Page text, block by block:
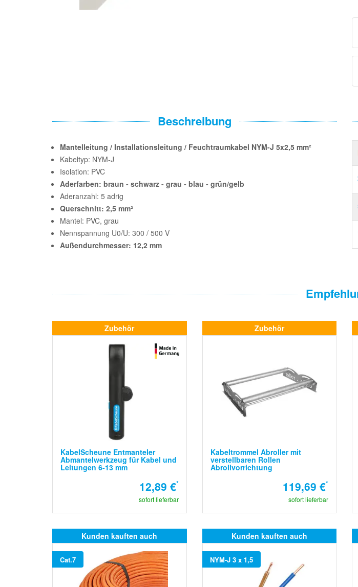
Beschreibung
Mantelleitung / Installationsleitung / Feuchtraumkabel NYM-J 5x2,5 mm²
Kabeltyp: NYM-J
Isolation: PVC
Aderfarben: braun - schwarz - grau - blau - grün/gelb
Aderanzahl: 5 adrig
Querschnitt: 2,5 mm²
Mantel: PVC, grau
Nennspannung U0/U: 300 / 500 V
Außendurchmesser: 12,2 mm
Zubehör
KabelScheune Entmanteler
Abmantelwerkzeug für Kabel und
Leitungen 6-13 mm
12,89 €*
sofort lieferbar
Zubehör
Kabeltrommel Abroller mit
verstellbaren Rollen
Abrollvorrichtung
119,69 €*
sofort lieferbar
Kunden kauften auch
Cat.7
Kunden kauften auch
NYM-J 3 x 1,5